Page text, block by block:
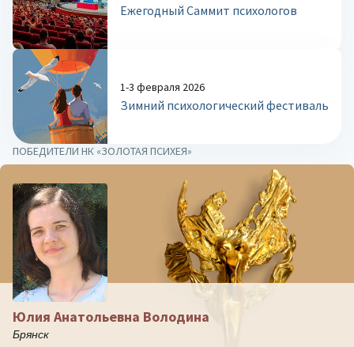
Ежегодный Саммит психологов
1-3 февраля 2026
Зимний психологический фестиваль
ПОБЕДИТЕЛИ НК «ЗОЛОТАЯ ПСИХЕЯ»
Юлия Анатольевна Володина
Брянск